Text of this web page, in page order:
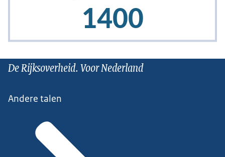
De Rijksoverheid. Voor Nederland
Andere talen